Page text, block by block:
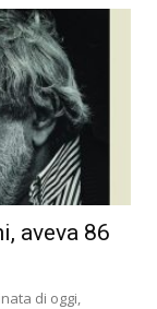
aveva 86
di oggi,